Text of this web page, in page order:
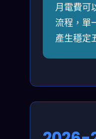
月電費可
流程，單
產生穩定